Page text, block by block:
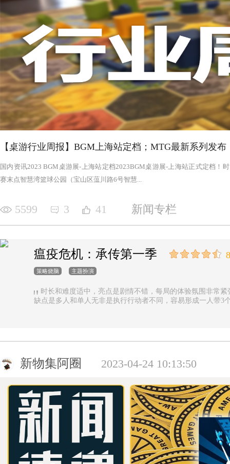
【桌游行业周报】BGM上海站定档；MTG最新系列发布
国内资讯2023 BGM桌游展-上海站定档2023BGM桌游展-上海站正式定档！
赛末点智慧湾篮球公园（宝山区蕰川路6号智慧...
5599 3 41 新闻专栏
瘟疫危机：承传第一季
策略烧脑 主题扮演
时长和难度适中，亮点是剧情不错，每局的体验氛围非常
缺点是多人和单人无非是执行行动者不同，容易形成一人带3
新物集阿圈 2023-04-24 10:13:50